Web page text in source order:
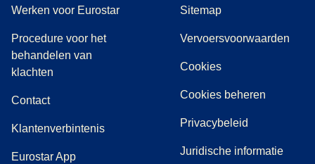
Werken voor Eurostar
Procedure voor het
behandelen van
klachten
Contact
Klantenverbintenis
Eurostar App
Sitemap
Vervoersvoorwaarden
Cookies
Cookies beheren
Privacybeleid
Juridische informatie